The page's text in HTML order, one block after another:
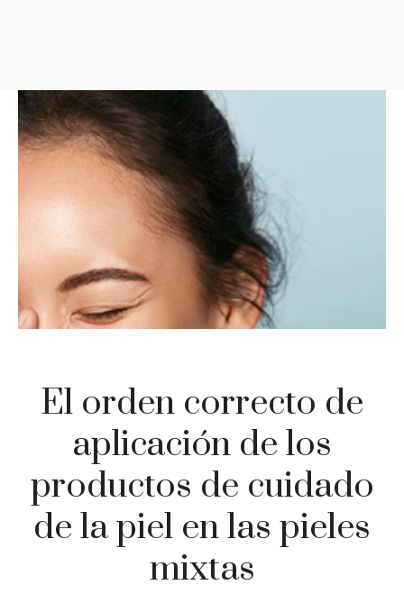
El orden correcto de
aplicación de los
productos de cuidado
de la piel en las pieles
mixtas